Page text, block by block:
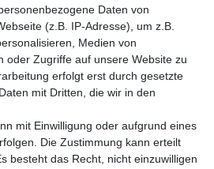
Daten von
(z.B. IP-Adresse), um z.B.
Medien von
oder Zugriffe auf unsere Website zu
erfolgt erst durch gesetzte
mit Dritten, die wir in den
mit Einwilligung oder aufgrund eines
Die Zustimmung kann erteilt
besteht das Recht, nicht einzuwilligen